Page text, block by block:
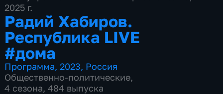
2025 г.
Радий Хабиров.
Республика LIVE
#дома
Программа,2023, Россия
Общественно-политические,
4 сезона, 484 выпуска